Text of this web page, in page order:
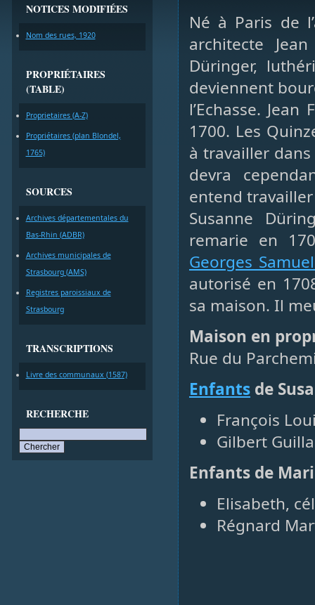
NOTICES MODIFIÉES
Nom des rues, 1920
PROPRIÉTAIRES
(TABLE)
Proprietaires (A-Z)
Propriétaires (plan Blondel,
1765)
SOURCES
Archives départementales du
Bas-Rhin (ADBR)
Archives municipales de
Strasbourg (AMS)
Registres paroissiaux de
Strasbourg
TRANSCRIPTIONS
Livre des communaux (1587)
RECHERCHE
Né à Paris de
architecte
Düringer,
deviennent
l’Echasse.
1700. Les
à travailler
devra
entend
Susanne
remarie en
Georges
autorisé en
sa maison. Il
Maison en
Rue du
Enfants de
François
Gilbert
Enfants de
Elisabeth,
Régnard